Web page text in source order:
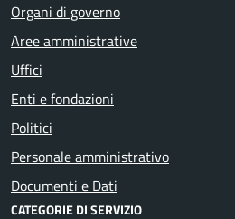
Organi di governo
Aree amministrative
Uffici
Enti e fondazioni
Politici
Personale amministrativo
Documenti e Dati
CATEGORIE DI SERVIZIO